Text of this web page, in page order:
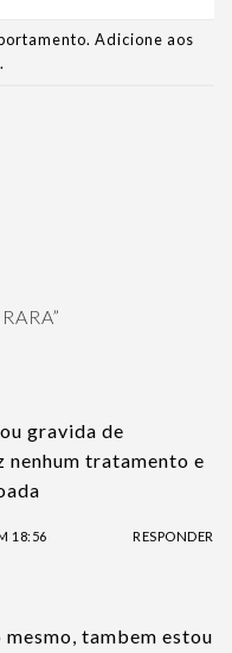
. Adicione aos
.
”
gravida de
nenhum tratamento e
18:56 RESPONDER
mesmo, tambem estou